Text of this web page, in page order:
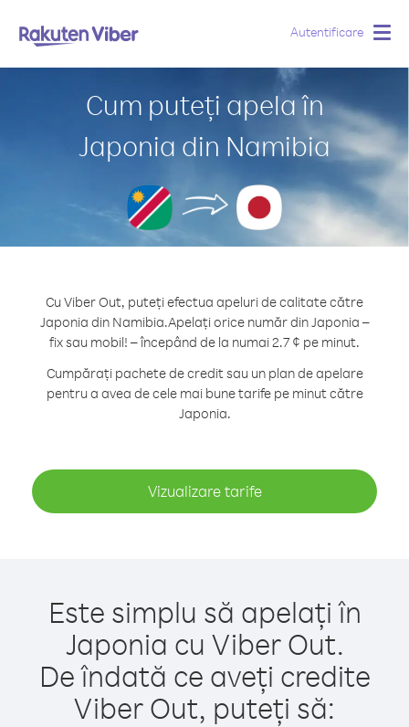
Autentificare
Cum puteți apela în
Japonia din Namibia
Cu Viber Out, puteți efectua apeluri de calitate către
Japonia din Namibia.Apelați orice număr din Japonia –
fix sau mobil! – începând de la numai 2.7 ¢ pe minut.
Cumpărați pachete de credit sau un plan de apelare
pentru a avea de cele mai bune tarife pe minut către
Japonia.
Vizualizare tarife
Este simplu să apelați în
Japonia cu Viber Out.
De îndată ce aveți credite
Viber Out, puteți să: